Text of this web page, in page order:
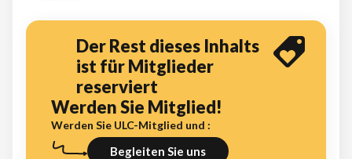
Der Rest dieses Inhalts
ist für Mitglieder
reserviert
Werden Sie Mitglied!
Werden Sie ULC-Mitglied und :
Begleiten Sie uns